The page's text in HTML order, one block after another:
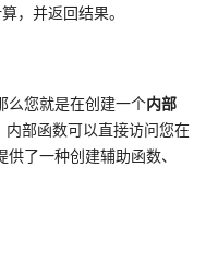
，并返回结果。
么您就是在创建一个内部
部函数可以直接访问您在
了一种创建辅助函数、